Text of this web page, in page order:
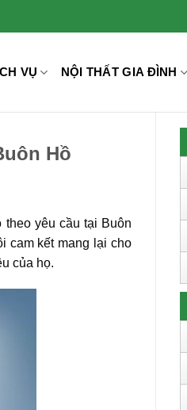
VỤ NỘI THẤT GIA ĐÌNH
Hồ
yêu cầu tại Buôn
cam kết mang lại cho
của họ.